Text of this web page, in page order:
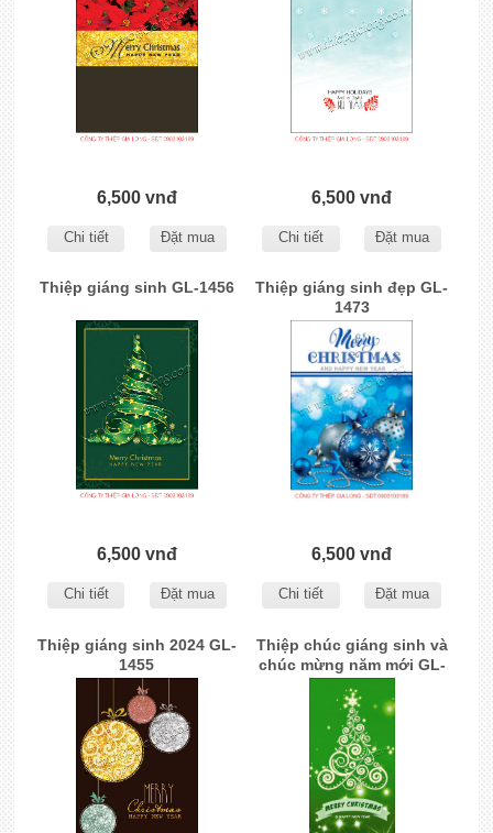
6,500 vnđ
Chi tiết Đặt mua
6,500 vnđ
Chi tiết Đặt mua
Thiệp giáng sinh GL-1456
6,500 vnđ
Chi tiết Đặt mua
Thiệp giáng sinh đẹp GL-
1473
6,500 vnđ
Chi tiết Đặt mua
Thiệp giáng sinh 2024 GL-
1455
Thiệp chúc giáng sinh và
chúc mừng năm mới GL-
1551